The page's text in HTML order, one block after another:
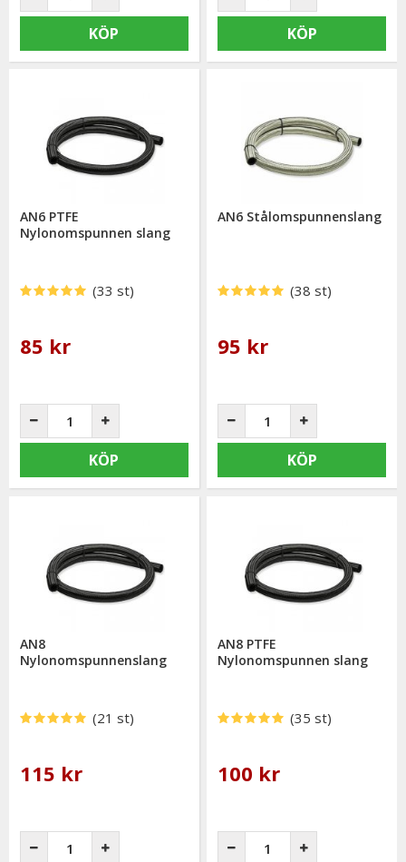
KÖP KÖP
AN6 PTFE
Nylonomspunnen slang
(33 st)
85 kr
KÖP
AN6 Stålomspunnenslang
(38 st)
95 kr
KÖP
AN8
Nylonomspunnenslang
(21 st)
115 kr
AN8 PTFE
Nylonomspunnen slang
(35 st)
100 kr